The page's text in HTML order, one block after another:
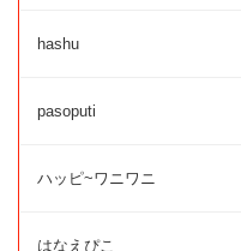
hashu
pasoputi
ハッピ~ワニワニ
はなえぴこ